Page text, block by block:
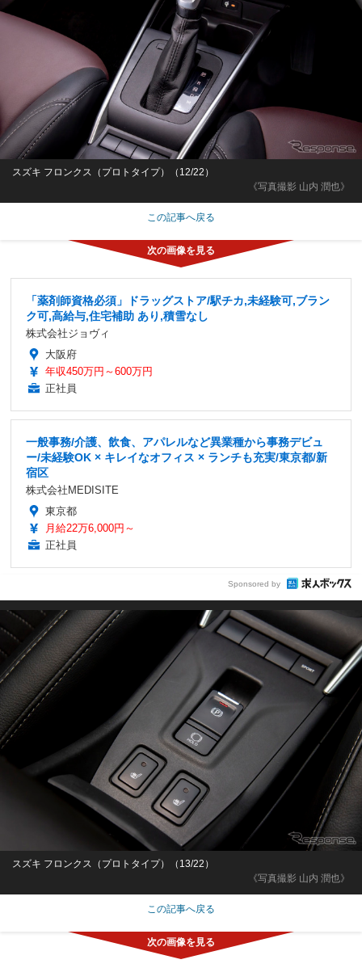
《写真撮影 山内 潤也》
スズキ フロンクス（プロトタイプ）（12/22）
この記事へ戻る
「薬剤師資格必須」ドラッグストア/駅チカ,未経験可,ブラン
ク可,高給与,住宅補助 あり,積雪なし
株式会社ジョヴィ
大阪府
年収450万円～600万円
正社員
一般事務/介護、飲食、アパレルなど異業種から事務デビュ
ー/未経験OK × キレイなオフィス × ランチも充実/東京都/新
宿区
株式会社MEDISITE
東京都
月給22万6,000円～
正社員
Sponsored by
《写真撮影 山内 潤也》
スズキ フロンクス（プロトタイプ）（13/22）
この記事へ戻る